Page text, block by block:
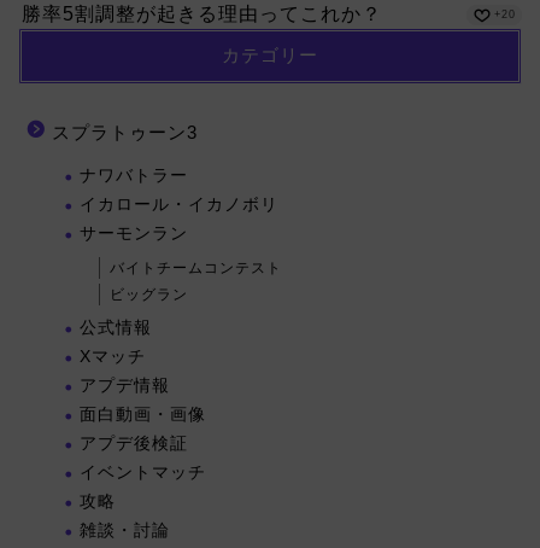
勝率5割調整が起きる理由ってこれか？ +20
カテゴリー
スプラトゥーン3
ナワバトラー
イカロール・イカノボリ
サーモンラン
バイトチームコンテスト
ビッグラン
公式情報
Xマッチ
アプデ情報
面白動画・画像
アプデ後検証
イベントマッチ
攻略
雑談・討論